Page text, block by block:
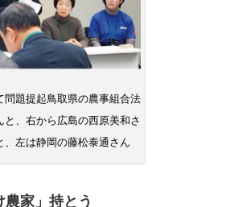
問題提起鳥取県の農事組合法
と、右から広島の西原美和さ
、左は静岡の藤松泰通さん
農家」持とう